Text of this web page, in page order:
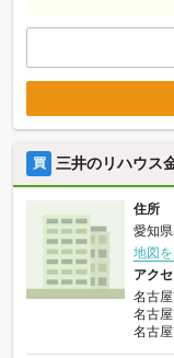
買 三井のリハウス
住所
愛知
地図
アク
名古
名古
名古